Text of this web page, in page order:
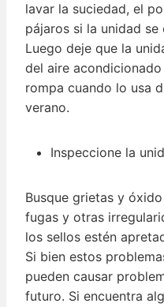
lavar la suciedad, el
pájaros si la unidad
Luego deje que la
del aire
rompa cuando lo usa
verano.
Inspeccione la
Busque grietas y
fugas y otras
los sellos estén
Si bien estos
pueden causar
futuro. Si encuentra